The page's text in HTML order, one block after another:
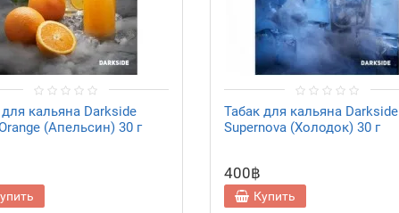
кальяна Darkside
(Апельсин) 30 г
Табак для кальяна Darkside
Supernova (Холодок) 30 г
400฿
Купить